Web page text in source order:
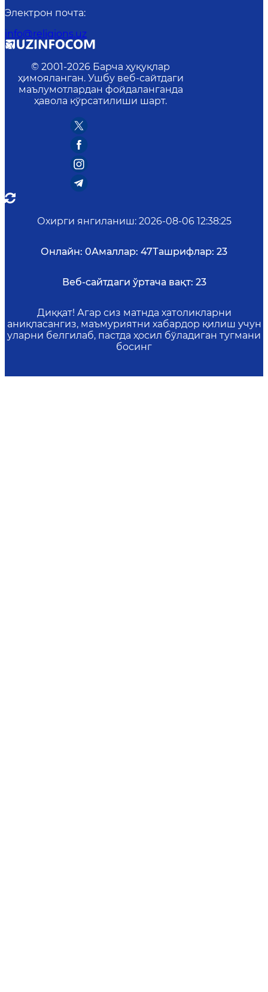
Электрон почта:
info@religions.uz
© 2001-2026 Барча ҳуқуқлар
ҳимояланган. Ушбу веб-сайтдаги
маълумотлардан фойдаланганда
ҳавола кўрсатилиши шарт.
Охирги янгиланиш: 2026-08-06 12:38:25
Онлайн: 0Амаллар: 47Ташрифлар: 23
Веб-сайтдаги ўртача вақт: 23
Диққат! Агар сиз матнда хатоликларни
аниқласангиз, маъмуриятни хабардор қилиш учун
уларни белгилаб, пастда ҳосил бўладиган тугмани
босинг